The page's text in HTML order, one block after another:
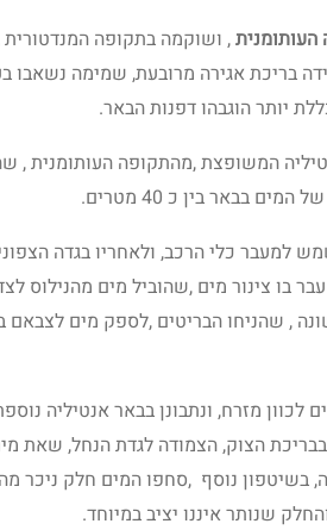
, ושוקמה בתקופה
בריכת אגירה מרובעת, שמימה נשאבו
יותר הוגבהו דפנות הבאר.
המשופצת ,מהתקופה העותומנית ,
בבאר בין כ 40 מטרים.
למעבר כלי הרכב, ולאחריו בגדה
בו צינור מים ,שהוביל מים מהנילוס
, שהניחו הבריטים ,לספק מים לצבאם
מזרח, ונתבונן בבאר אנטיליה
הצוק, הצמודה לגדת הנחל, שאת
בשיטפון נוסף ,סחפו המים חלק ניכר
שנותר איננו יציב במיוחד.